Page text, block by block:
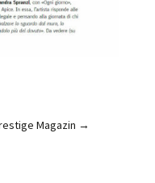
Magazin →